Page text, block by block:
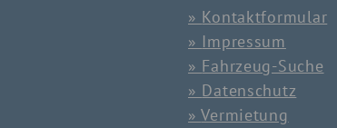
Kontaktformular
Impressum
Fahrzeug-Suche
Datenschutz
Vermietung